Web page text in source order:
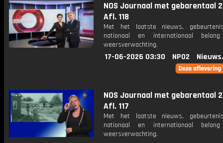
NOS Journaal met gebarentaal
Afl. 118
Met het laatste nieuws,
nationaal en internationaal
weersverwachting.
17-06-2026 03:30 NPO2
NOS Journaal met gebarentaal
Afl. 117
Met het laatste nieuws,
nationaal en internationaal
weersverwachting.